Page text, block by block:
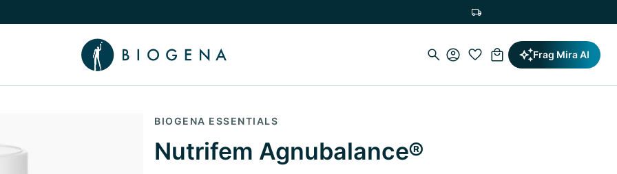
Wissen umschalten Frag Mira AI
BIOGENA ESSENTIALS
Nutrifem Agnubalance®